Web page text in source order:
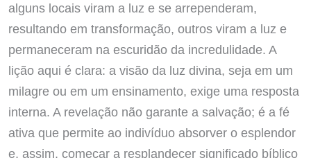
alguns locais viram a luz e se arrependeram,
resultando em transformação, outros viram a luz e
permaneceram na escuridão da incredulidade. A
lição aqui é clara: a visão da luz divina, seja em um
milagre ou em um ensinamento, exige uma resposta
interna. A revelação não garante a salvação; é a fé
ativa que permite ao indivíduo absorver o esplendor
e, assim, começar a resplandecer significado bíblico